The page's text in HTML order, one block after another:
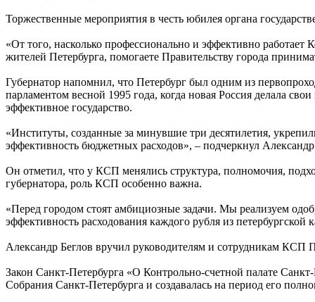
Торжественные мероприятия в честь юбилея органа
«От того, насколько профессионально и эффективно
жителей Петербурга, помогаете Правительству города
Губернатор напомнил, что Петербург был одним из
парламентом весной 1995 года, когда новая Россия делала
эффективное государство.
«Институты, созданные за минувшие три десятилетия,
эффективность бюджетных расходов», – подчеркнул Александр
Он отметил, что у КСП менялись структура, полномочия,
губернатора, роль КСП особенно важна.
«Перед городом стоят амбициозные задачи. Мы реализуем
эффективность расходования каждого рубля из
Александр Беглов вручил руководителям и сотрудникам КСП
Закон Санкт-Петербурга «О Контрольно-счетной палате
Собрания Санкт-Петербурга и создавалась на период его